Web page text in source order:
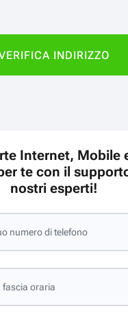
Internet, Mobile
te con il
nostri esperti!
numero di telefono
fascia oraria